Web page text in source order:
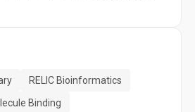
RELIC Bioinformatics
Binding